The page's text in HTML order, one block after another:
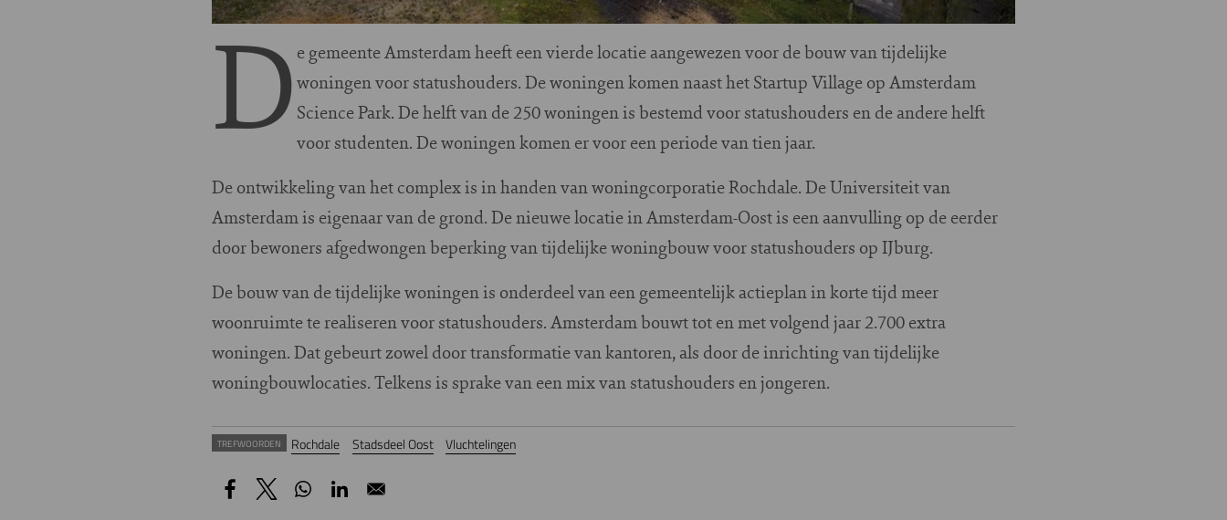
D e gemeente Amsterdam heeft een vierde locatie aangewezen voor de bouw van tijdelijke
woningen voor statushouders. De woningen komen naast het Startup Village op Amsterdam
Science Park. De helft van de 250 woningen is bestemd voor statushouders en de andere helft
voor studenten. De woningen komen er voor een periode van tien jaar.
De ontwikkeling van het complex is in handen van woningcorporatie Rochdale. De Universiteit van
Amsterdam is eigenaar van de grond. De nieuwe locatie in Amsterdam-Oost is een aanvulling op de eerder
door bewoners afgedwongen beperking van tijdelijke woningbouw voor statushouders op IJburg.
De bouw van de tijdelijke woningen is onderdeel van een gemeentelijk actieplan in korte tijd meer
woonruimte te realiseren voor statushouders. Amsterdam bouwt tot en met volgend jaar 2.700 extra
woningen. Dat gebeurt zowel door transformatie van kantoren, als door de inrichting van tijdelijke
woningbouwlocaties. Telkens is sprake van een mix van statushouders en jongeren.
TREFWOORDEN Rochdale Stadsdeel Oost Vluchtelingen